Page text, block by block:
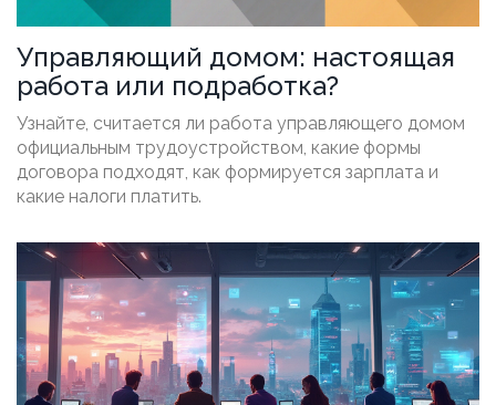
Управляющий домом: настоящая
работа или подработка?
Узнайте, считается ли работа управляющего домом
официальным трудоустройством, какие формы
договора подходят, как формируется зарплата и
какие налоги платить.